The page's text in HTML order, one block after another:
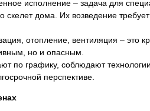
исполнение – задача для
дома. Их возведение
отопление, вентиляция – это
но и опасным.
по графику, соблюдают
перспективе.